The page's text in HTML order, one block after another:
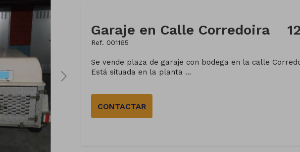
Garaje en Calle Corredoira
Ref. 001165
Se vende plaza de garaje con bodega en la calle
Está situada en la planta ...
CONTACTAR